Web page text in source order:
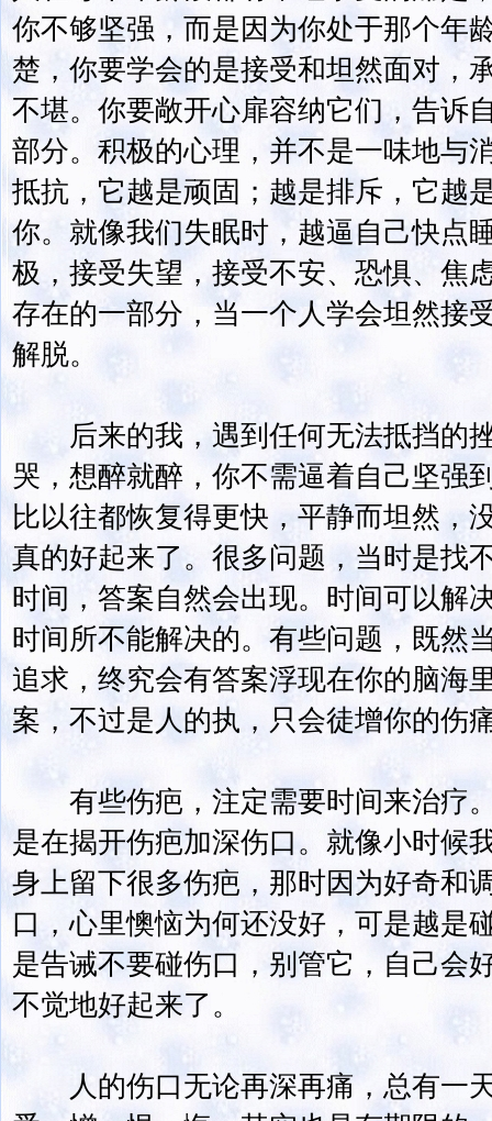
你不够坚强，而是因为你处于那个年
楚，你要学会的是接受和坦然面对，
不堪。你要敞开心扉容纳它们，告诉
部分。积极的心理，并不是一味地与
抵抗，它越是顽固；越是排斥，它越
你。就像我们失眠时，越逼自己快点
极，接受失望，接受不安、恐惧、焦
存在的一部分，当一个人学会坦然接
解脱。
后来的我，遇到任何无法抵挡的
哭，想醉就醉，你不需逼着自己坚强
比以往都恢复得更快，平静而坦然，
真的好起来了。很多问题，当时是找
时间，答案自然会出现。时间可以解
时间所不能解决的。有些问题，既然
追求，终究会有答案浮现在你的脑海
案，不过是人的执，只会徒增你的伤
有些伤疤，注定需要时间来治疗
是在揭开伤疤加深伤口。就像小时候
身上留下很多伤疤，那时因为好奇和
口，心里懊恼为何还没好，可是越是
是告诫不要碰伤口，别管它，自己会
不觉地好起来了。
人的伤口无论再深再痛，总有一